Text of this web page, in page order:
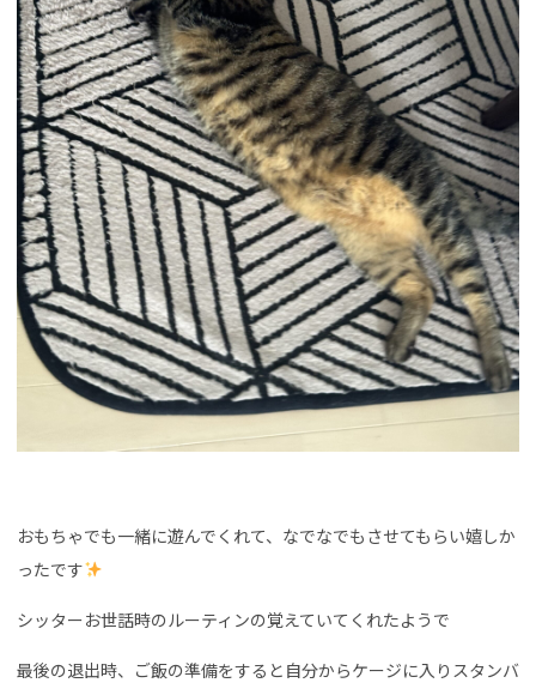
おもちゃでも一緒に遊んでくれて、なでなでもさせてもらい嬉しか
ったです
シッターお世話時のルーティンの覚えていてくれたようで
最後の退出時、ご飯の準備をすると自分からケージに入りスタンバ